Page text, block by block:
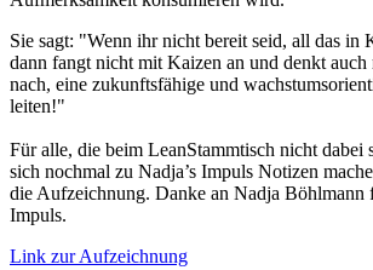
Sie sagt: "Wenn ihr nicht bereit seid, all das in
dann fangt nicht mit Kaizen an und denkt
nach, eine zukunftsfähige und
leiten!"
Für alle, die beim LeanStammtisch nicht dabei
sich nochmal zu Nadja’s Impuls Notizen
die Aufzeichnung. Danke an Nadja Böhlmann
Impuls.
Link zur Aufzeichnung